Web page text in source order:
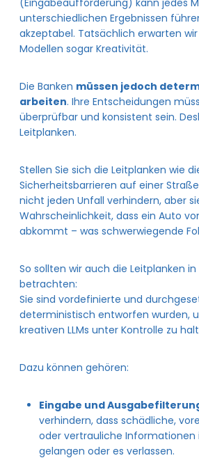
(Eingabeaufforderung) kann jedes
unterschiedlichen Ergebnissen
akzeptabel. Tatsächlich erwarten
Modellen sogar Kreativität.
Die Banken müssen jedoch
arbeiten. Ihre Entscheidungen
überprüfbar und konsistent sein.
Leitplanken.
Stellen Sie sich die Leitplanken wie
Sicherheitsbarrieren auf einer
nicht jeden Unfall verhindern, aber
Wahrscheinlichkeit, dass ein Auto
abkommt – was schwerwiegende
So sollten wir auch die Leitplanken in
betrachten:
Sie sind vordefinierte und
deterministisch entworfen wurden,
kreativen LLMs unter Kontrolle zu
Dazu können gehören:
Eingabe und
verhindern, dass schädliche,
oder vertrauliche Informationen
gelangen oder es verlassen.